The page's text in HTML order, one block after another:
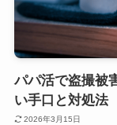
パパ活で盗撮被
い手口と対処法
2026年3月15日